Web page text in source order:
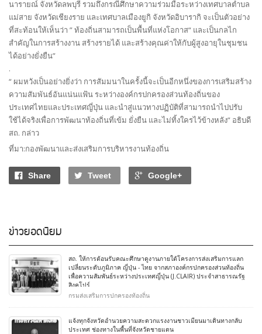
นารายณ์ จังหวัดลพบุรี รวมถึงกรณีศึกษาความร่วมมือระหว่างเทศบาลตำบล
แม่สาย จังหวัดเชียงราย และเทศบาลเมืองยูกิ จังหวัดอิบารากิ จะเป็นตัวอย่าง
ที่สะท้อนให้เห็นว่า ” ท้องถิ่นสามารถเป็นพื้นที่แห่งโอกาส“ และเป็นกลไก
สำคัญในการสร้างงาน สร้างรายได้ และสร้างคุณค่าให้กับผู้สูงอายุในชุมชน
ได้อย่างยั่งยืน”
.
“ ผมหวังเป็นอย่างยิ่งว่า การสัมมนาในครั้งนี้จะเป็นอีกหนึ่งของการเสริมสร้าง
ความสัมพันธ์อันแน่นแฟ้น ระหว่างองค์กรปกครองส่วนท้องถิ่นของ
ประเทศไทยและประเทศญี่ปุ่น และนำสู่แนวทางปฏิบัติที่สามารถนำไปปรับ
ใช้ได้จริงเพื่อการพัฒนาท้องถิ่นที่เข้ม ยั่งยืน และไม่ทิ้งใครไว้ข้างหลัง” อธิบดี
สถ. กล่าว
ที่มา:กองพัฒนาและส่งเสริมการบริหารงานท้องถิ่น
Share Tweet Google+
ข่าวยอดนิยม
สถ. ให้การต้อนรับคณะศึกษาดูงานภายใต้โครงการส่งเสริมการแลก
เปลี่ยนระดับภูมิภาค ญี่ปุ่น - ไทย จากสภาองค์กรปกครองส่วนท้องถิ่น
เพื่อความสัมพันธ์ระหว่างประเทศญี่ปุ่น (J.CLAIR) ประจำสาธารณรัฐ
สิงคโปร์
กรมส่งเสริมการปกครองท้องถิ่น
แจ้งทุกจังหวัดอำนวยความสะดวกแรงงานชาวเมียนมาเดินทางกลับ
ประเทศ ช่องทางในพื้นที่จังหวัดชายแดน